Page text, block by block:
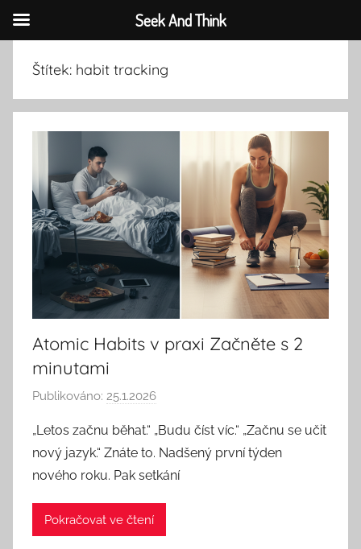
obsahu
Štítek: habit tracking
Atomic Habits v praxi Začněte s 2
minutami
Publikováno: 25.1.2026
t
o
r
:
„Letos začnu běhat.“ „Budu číst víc.“ „Začnu se učit
nový jazyk.“ Znáte to. Nadšený první týden
nového roku. Pak setkání
Pokračovat ve čtení
Seek And Think